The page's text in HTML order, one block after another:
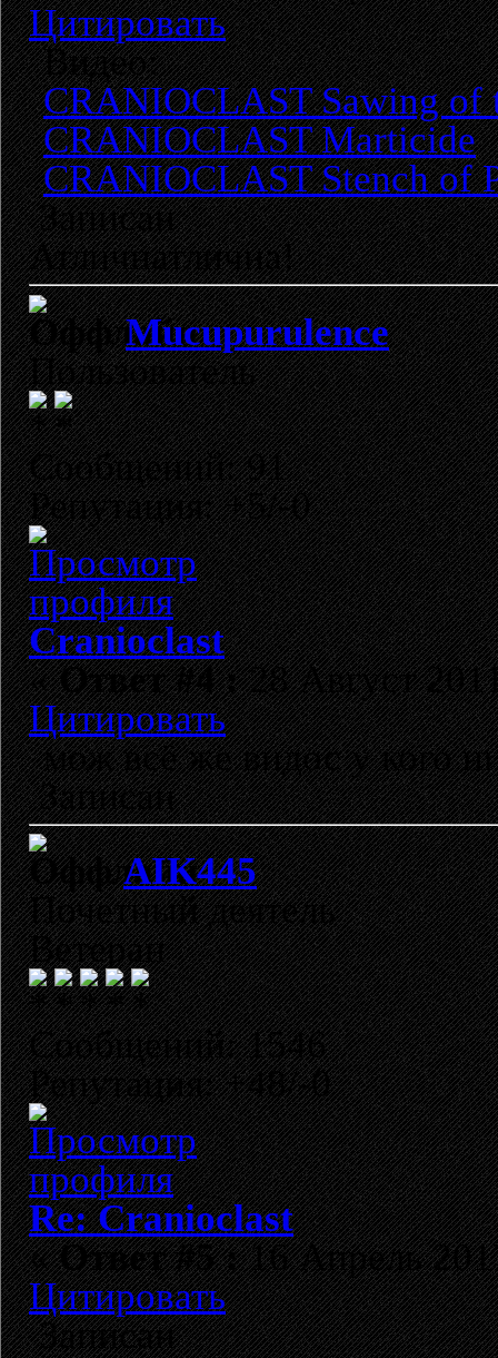
Цитировать
Видео:
CRANIOCLAST Sawing of
CRANIOCLAST Marticide
CRANIOCLAST Stench of
Записан
Атличнатлична!
Mucupurulence
Пользователь
Сообщений: 91
Репутация: +5/-0
Cranioclast
«Ответ #4 :28 Август
Цитировать
мож всё же видос у кого
Записан
AIK445
Почетный деятель
Ветеран
Сообщений: 1546
Репутация: +48/-0
Re: Cranioclast
«Ответ #5 :16 Апрель
Цитировать
Записан